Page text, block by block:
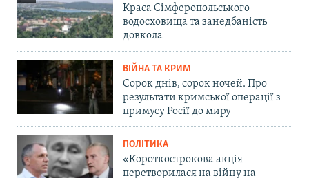
Краса Сімферопольського
водосховища та занедбаність
довкола
ВІЙНА ТА КРИМ
Сорок днів, сорок ночей. Про
результати кримської операції з
примусу Росії до миру
ПОЛІТИКА
«Короткострокова акція
перетворилася на війну на